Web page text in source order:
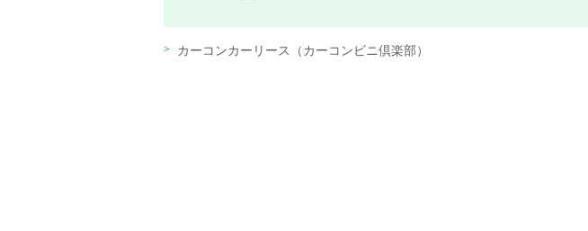
カーコンカーリース（カーコンビニ倶楽部）